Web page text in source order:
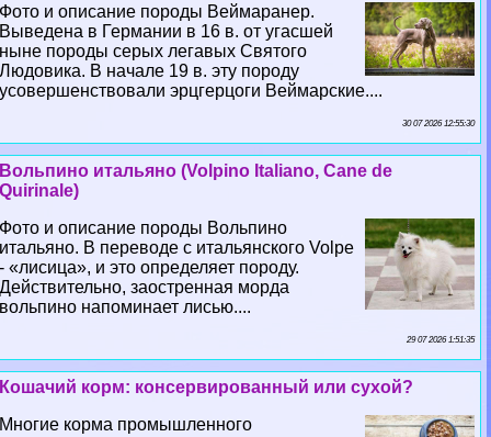
Фото и описание породы Веймаранер.
Выведена в Германии в 16 в. от угасшей
ныне породы серых легавых Святого
Людовика. В начале 19 в. эту породу
усовершенствовали эрцгерцоги Веймарские....
30 07 2026 12:55:30
Вольпино итальяно (Volpino Italiano, Cane de
Quirinale)
Фото и описание породы Вольпино
итальяно. В переводе с итальянского Volpe
- «лисица», и это определяет породу.
Действительно, заостренная морда
вольпино напоминает лисью....
29 07 2026 1:51:35
Кошачий корм: консервированный или сухой?
Многие корма промышленного